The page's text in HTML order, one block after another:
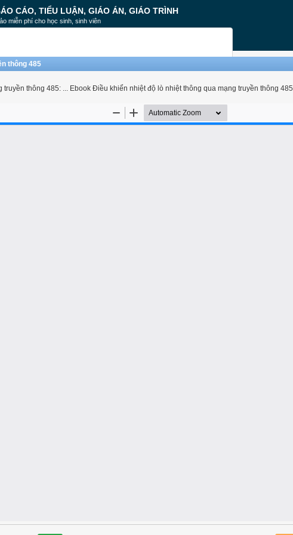
CÁO, TIỂU LUẬN, GIÁO ÁN, GIÁO TRÌNH
miễn phí cho học sinh, sinh viên
thông 485
thông 485: ... Ebook Điều khiển nhiệt độ lò nhiệt thông qua mạng truyền thông 485